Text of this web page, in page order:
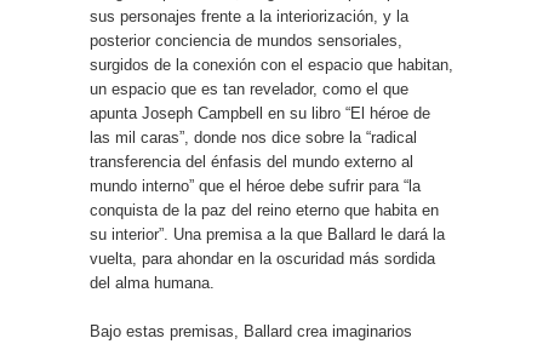
sus personajes frente a la interiorización, y la
posterior conciencia de mundos sensoriales,
surgidos de la conexión con el espacio que habitan,
un espacio que es tan revelador, como el que
apunta Joseph Campbell en su libro “El héroe de
las mil caras”, donde nos dice sobre la “radical
transferencia del énfasis del mundo externo al
mundo interno” que el héroe debe sufrir para “la
conquista de la paz del reino eterno que habita en
su interior”. Una premisa a la que Ballard le dará la
vuelta, para ahondar en la oscuridad más sordida
del alma humana.
Bajo estas premisas, Ballard crea imaginarios